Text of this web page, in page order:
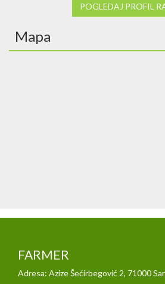
POGLEDAJ PROFIL
Mapa
FARMER
Adresa: Azize Šećirbegović 2, 71000